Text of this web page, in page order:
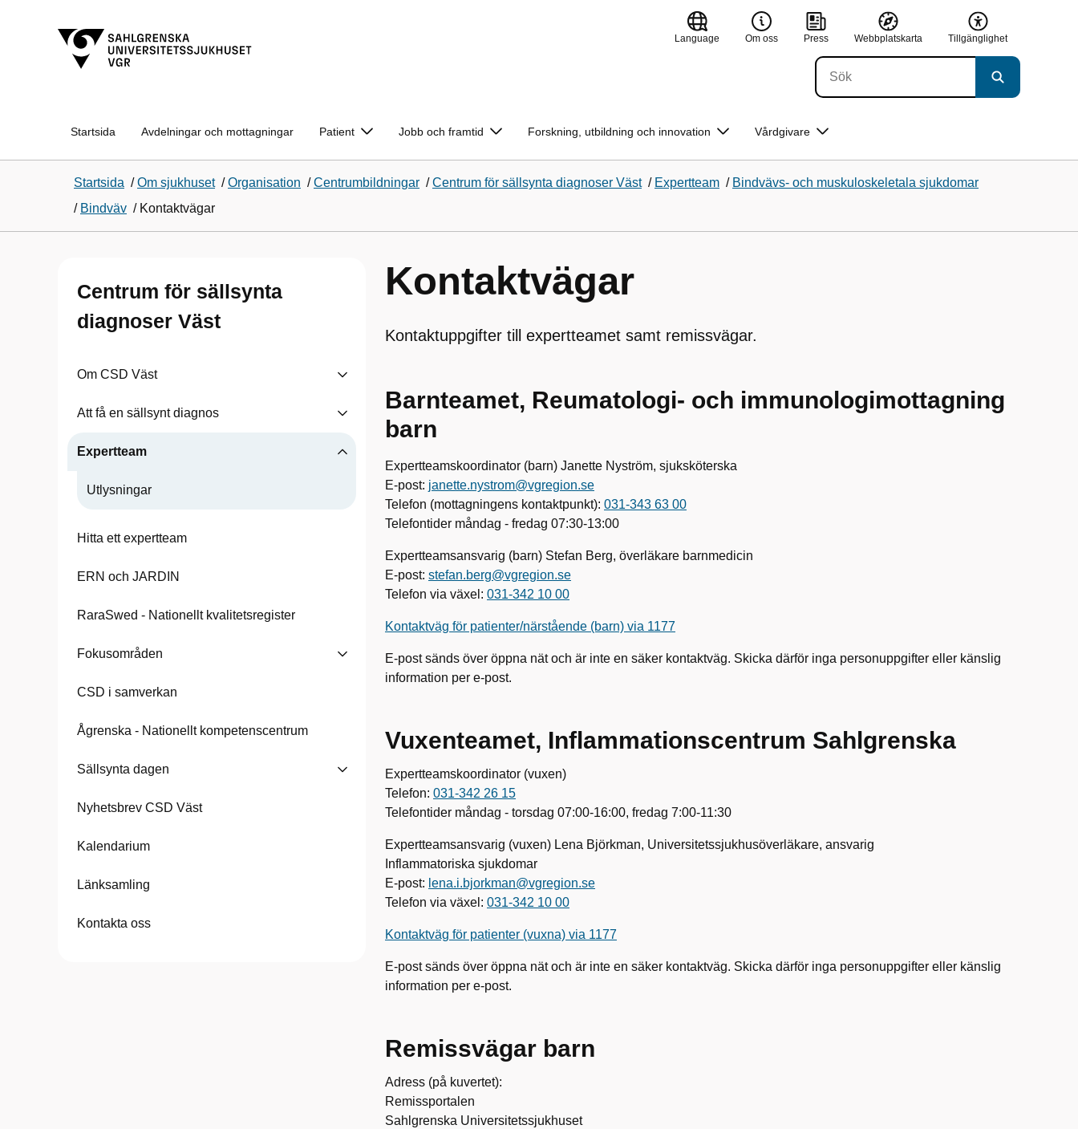
Language Om oss Press Webbplatskarta Tillgänglighet
Startsida Avdelningar och mottagningar Patient Jobb och framtid Forskning, utbildning och innovation Vårdgivare
Startsida /Om sjukhuset /Organisation /Centrumbildningar /Centrum för sällsynta diagnoser Väst / Expertteam / Bindvävs- och muskuloskeletala sjukdomar
/ Bindväv / Kontaktvägar
Centrum för sällsynta
diagnoser Väst
Om CSD Väst
Att få en sällsynt diagnos
Expertteam
Utlysningar
Hitta ett expertteam
ERN och JARDIN
RaraSwed - Nationellt kvalitetsregister
Fokusområden
CSD i samverkan
Ågrenska - Nationellt kompetenscentrum
Sällsynta dagen
Nyhetsbrev CSD Väst
Kalendarium
Länksamling
Kontakta oss
Kontaktvägar
Kontaktuppgifter till expertteamet samt remissvägar.
Barnteamet, Reumatologi- och immunologimottagning
barn
Expertteamskoordinator (barn) Janette Nyström, sjuksköterska
E-post: janette.nystrom@vgregion.se
Telefon (mottagningens kontaktpunkt): 031-343 63 00
Telefontider måndag - fredag 07:30-13:00
Expertteamsansvarig (barn) Stefan Berg, överläkare barnmedicin
E-post: stefan.berg@vgregion.se
Telefon via växel: 031-342 10 00
Kontaktväg för patienter/närstående (barn) via 1177
E-post sänds över öppna nät och är inte en säker kontaktväg. Skicka därför inga personuppgifter eller känslig
information per e-post.
Vuxenteamet, Inflammationscentrum Sahlgrenska
Expertteamskoordinator (vuxen)
Telefon: 031-342 26 15
Telefontider måndag - torsdag 07:00-16:00, fredag 7:00-11:30
Expertteamsansvarig (vuxen) Lena Björkman, Universitetssjukhusöverläkare, ansvarig
Inflammatoriska sjukdomar
E-post: lena.i.bjorkman@vgregion.se
Telefon via växel: 031-342 10 00
Kontaktväg för patienter (vuxna) via 1177
E-post sänds över öppna nät och är inte en säker kontaktväg. Skicka därför inga personuppgifter eller känslig
information per e-post.
Remissvägar barn
Adress (på kuvertet):
Remissportalen
Sahlgrenska Universitetssjukhuset